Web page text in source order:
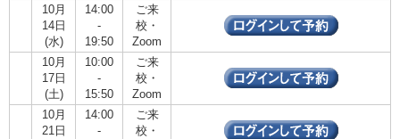
10月
14日
(水)
14:00
-
19:50
ご来
校・
Zoom
10月
17日
(土)
10:00
-
15:50
ご来
校・
Zoom
10月
21日
14:00
-
ご来
校・